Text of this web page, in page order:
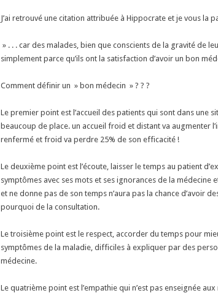
J’ai retrouvé une citation attribuée à Hippocrate et je vous la
» . . . car des malades, bien que conscients de la gravité de
simplement parce qu’ils ont la satisfaction d’avoir un bon
Comment définir un » bon médecin » ? ? ?
Le premier point est l’accueil des patients qui sont dans une
beaucoup de place. un accueil froid et distant va augmenter
renfermé et froid va perdre 25% de son efficacité !
Le deuxième point est l’écoute, laisser le temps au patient
symptômes avec ses mots et ses ignorances de la médecine
et ne donne pas de son temps n’aura pas la chance d’avoir
pourquoi de la consultation.
Le troisième point est le respect, accorder du temps pour
symptômes de la maladie, difficiles à expliquer par des
médecine.
Le quatrième point est l’empathie qui n’est pas enseignée